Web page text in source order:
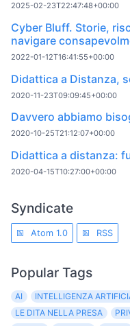
2025-02-23T22:47:48+00:00
Cyber Bluff. Storie,
navigare
2022-01-12T16:41:55+00:00
Didattica a Distanza,
2020-11-23T09:09:45+00:00
Davvero abbiamo
2020-10-25T21:12:07+00:00
Didattica a distanza:
2020-04-15T10:27:00+00:00
Syndicate
Atom 1.0 RSS
Popular Tags
AI INTELLIGENZA
LE DITA NELLA PRESA